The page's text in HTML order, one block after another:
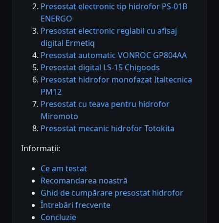
Presostat electronic tip hidrofor PS-01B
ENERGO
Presostat electronic reglabil cu afisaj
digital Ermetiq
Presostat automatic VONROC GP804AA
Presostat digital LS-15 Chigoods
Presostat hidrofor monofazat Italtecnica
PM12
Presostat cu teava pentru hidrofor
Miromoto
Presostat mecanic hidrofor Totokita
Informații:
Ce am testat
Recomandarea noastră
Ghid de cumpărare presostat hidrofor
Întrebări frecvente
Concluzie